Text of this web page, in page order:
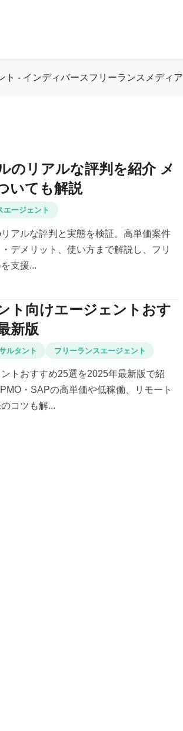
ト - インディバースフリーランスメディア
のリアルな評判を紹介 メ
いても解説
エージェント
アルな評判と実態を検証。高単価案件
デメリット、使い方まで解説し、フリ
支援...
ト向けエージェントおす
新版
ルタント フリーランスエージェント
トおすすめ25選を2025年最新版で紹
・SAPの高単価や低稼働、リモート
コツも解...